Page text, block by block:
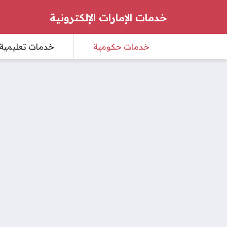
خدمات الإمارات الإلكترونية
خدمات حكومية خدمات تعليمية